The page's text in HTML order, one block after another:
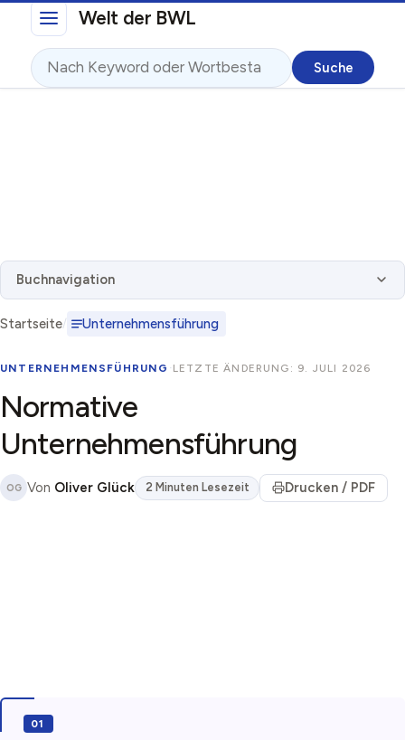
Direkt zum InhaltWelt der BWL
Suche
Buchnavigation
Startseite Unternehmensführung
UNTERNEHMENSFÜHRUNG · LETZTE ÄNDERUNG: 9. JULI 2026
Normative
Unternehmensführung
OG Von Oliver Glück 2 Minuten Lesezeit Drucken / PDF